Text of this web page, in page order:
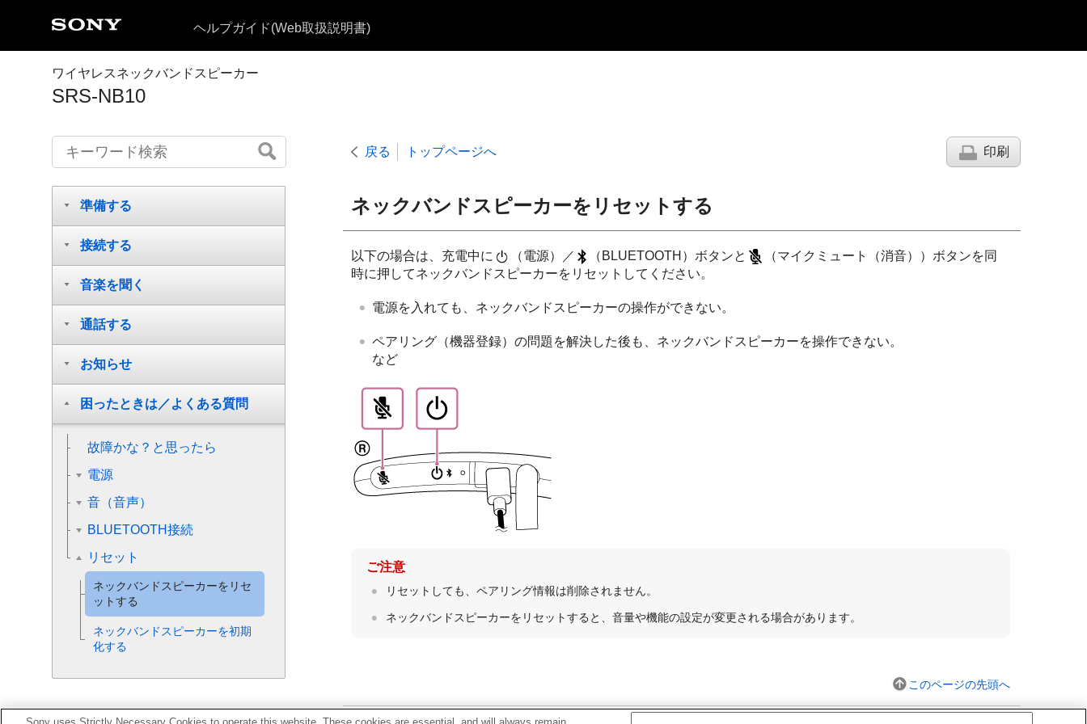
ヘルプガイド(Web取扱説明書)
ワイヤレスネックバンドスピーカー
SRS-NB10
戻る トップページへ 印刷
ネックバンドスピーカーをリセットする
以下の場合は、充電中に （電源）／ （BLUETOOTH）ボタンと
（マイクミュート（消音））ボタンを同
時に押してネックバンドスピーカーをリセットしてください。
電源を入れても、ネックバンドスピーカーの操作ができない。
ペアリング（機器登録）の問題を解決した後も、ネックバンドスピーカーを操作できない。
など
ご注意
リセットしても、ペアリング情報は削除されません。
ネックバンドスピーカーをリセットすると、⾳量や機能の設定が変更される場合があります。
このページの先頭へ
準備する
接続する
音楽を聞く
通話する
お知らせ
困ったときは／よくある質問
故障かな？と思ったら
電源
音（音声）
BLUETOOTH接続
リセット
ネックバンドスピーカーをリセ
ットする
ネックバンドスピーカーを初期
化する